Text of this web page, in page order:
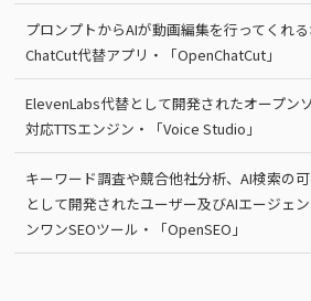
プロンプトからAIが動画編集を行ってくれ
ChatCut代替アプリ・「OpenChatCut」
ElevenLabs代替として開発されたオープン
対応TTSエンジン・「Voice Studio」
キーワード調査や競合他社分析、AI検索の
として開発されたユーザー及びAIエージェ
ンワンSEOツール・「OpenSEO」